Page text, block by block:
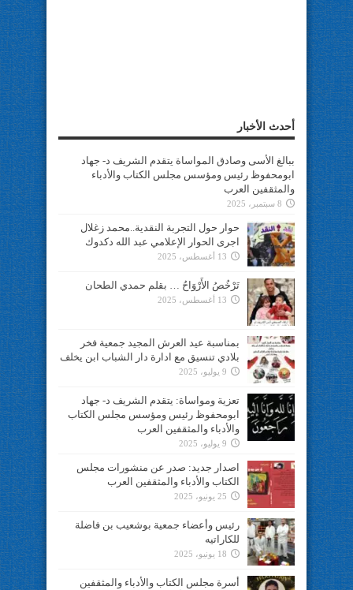
أحدث الأخبار
ببالغ الأسى وصادق المواساة يتقدم الشريف د- جهاد
ابومحفوظ رئيس ومؤسس مجلس الكتاب والأدباء
والمثقفين العرب
8 سبتمبر، 2025
حوار حول التجربة النقدية..محمد زغلال
اجرى الحوار الإعلامي عبد الله دكدوك
13 أغسطس، 2025
تَرْخُصُ الأَرْوَاحُ … بقلم حمدي الطحان
13 أغسطس، 2025
بمناسبة عيد العرش المجيد جمعية فخر
بلادي تنسيق مع ادارة دار الشباب ابن يخلف
9 يوليو، 2025
تعزية ومواساة: يتقدم الشريف د- جهاد
ابومحفوظ رئيس ومؤسس مجلس الكتاب
والأدباء والمثقفين العرب
9 يوليو، 2025
اصدار جديد: صدر عن منشورات مجلس
الكتاب والأدباء والمثقفين العرب
25 يونيو، 2025
رئيس وأعضاء جمعية بوشعيب بن فاضلة
للكاراتيه
18 يونيو، 2025
أسرة مجلس الكتاب والأدباء والمثقفين